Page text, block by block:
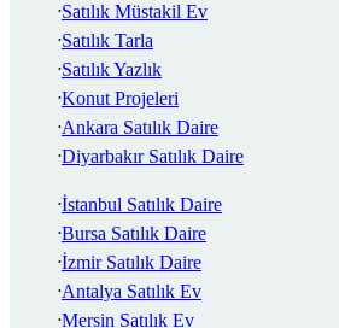
Satılık Müstakil Ev
Satılık Tarla
Satılık Yazlık
Konut Projeleri
Ankara Satılık Daire
Diyarbakır Satılık Daire
İstanbul Satılık Daire
Bursa Satılık Daire
İzmir Satılık Daire
Antalya Satılık Ev
Mersin Satılık Ev